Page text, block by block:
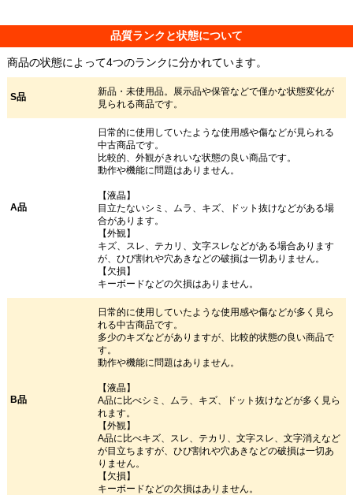
品質ランクと状態について
商品の状態によって4つのランクに分かれています。
S品
新品・未使用品。展示品や保管などで僅かな状態変化が
見られる商品です。
A品
日常的に使用していたような使用感や傷などが見られる
中古商品です。
比較的、外観がきれいな状態の良い商品です。
動作や機能に問題はありません。
【液晶】
目立たないシミ、ムラ、キズ、ドット抜けなどがある場
合があります。
【外観】
キズ、スレ、テカリ、文字スレなどがある場合あります
が、ひび割れや穴あきなどの破損は一切ありません。
【欠損】
キーボードなどの欠損はありません。
B品
日常的に使用していたような使用感や傷などが多く見ら
れる中古商品です。
多少のキズなどがありますが、比較的状態の良い商品で
す。
動作や機能に問題はありません。
【液晶】
A品に比べシミ、ムラ、キズ、ドット抜けなどが多く見ら
れます。
【外観】
A品に比べキズ、スレ、テカリ、文字スレ、文字消えなど
が目立ちますが、ひび割れや穴あきなどの破損は一切あ
りません。
【欠損】
キーボードなどの欠損はありません。